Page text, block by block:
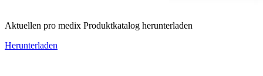
Aktuellen pro medix Produktkatalog herunterladen
Herunterladen